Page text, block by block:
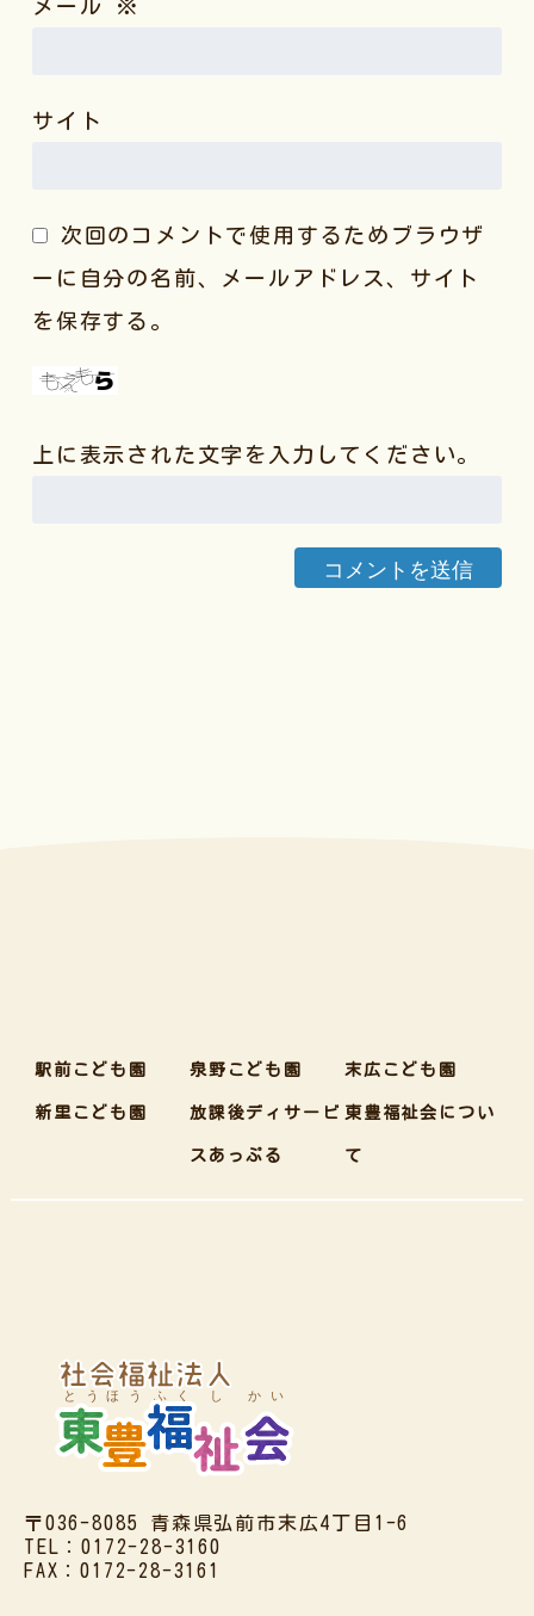
メール ※
サイト
次回のコメントで使用するためブラウザ
ーに自分の名前、メールアドレス、サイト
を保存する。
上に表示された文字を入力してください。
駅前こども園 泉野こども園 末広こども園
新里こども園 放課後ディサービ
スあっぷる
東豊福祉会につい
て
〒036-8085 青森県弘前市末広4丁目1-6
TEL：0172-28-3160
FAX：0172-28-3161